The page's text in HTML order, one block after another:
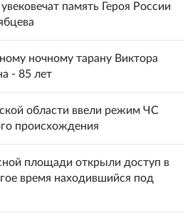
память Героя России
ночному тарану Виктора
- 85 лет
области ввели режим ЧС
происхождения
площади открыли доступ в
время находившийся под